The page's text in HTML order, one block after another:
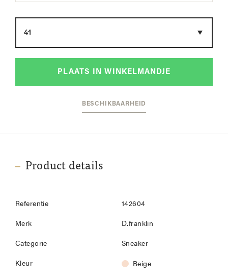
PLAATS IN WINKELMANDJE
BESCHIKBAARHEID
Product details
Referentie 142604
Merk D.franklin
Categorie Sneaker
Kleur Beige